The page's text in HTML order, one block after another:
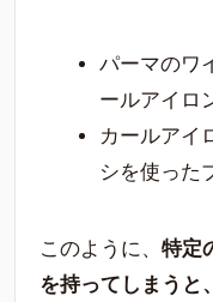
パーマのワ
ールアイロ
カールアイ
シを使った
このように、 特定
を持ってしまうと